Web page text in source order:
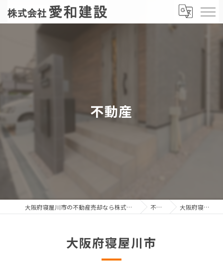
不動産
大阪府寝屋川市の不動産売却なら株式会社愛和建設 不動産 大阪府寝屋川市
大阪府寝屋川市